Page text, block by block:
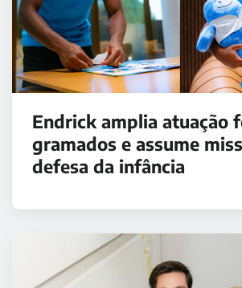
Endrick amplia atuação
gramados e assume
defesa da infância